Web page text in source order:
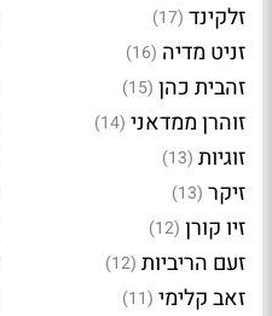
זלקינד (17)
זניט מדיה (16)
זהבית כהן (15)
זוהרן ממדאני (14)
זוגיות (13)
זיקר (13)
זיו קורן (12)
זעם הריביות (12)
זאב קלימי (11)